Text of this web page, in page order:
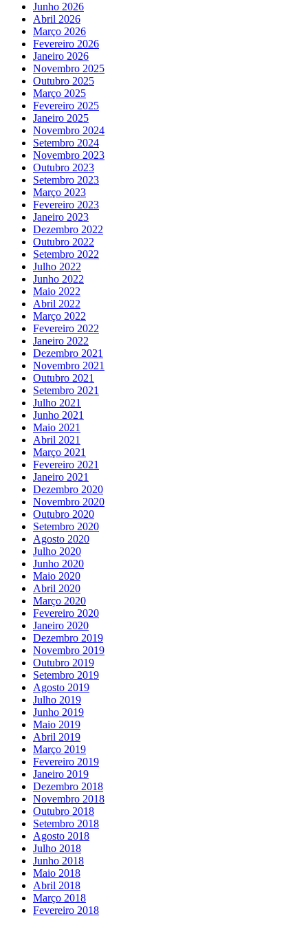
Junho 2026
Abril 2026
Março 2026
Fevereiro 2026
Janeiro 2026
Novembro 2025
Outubro 2025
Março 2025
Fevereiro 2025
Janeiro 2025
Novembro 2024
Setembro 2024
Novembro 2023
Outubro 2023
Setembro 2023
Março 2023
Fevereiro 2023
Janeiro 2023
Dezembro 2022
Outubro 2022
Setembro 2022
Julho 2022
Junho 2022
Maio 2022
Abril 2022
Março 2022
Fevereiro 2022
Janeiro 2022
Dezembro 2021
Novembro 2021
Outubro 2021
Setembro 2021
Julho 2021
Junho 2021
Maio 2021
Abril 2021
Março 2021
Fevereiro 2021
Janeiro 2021
Dezembro 2020
Novembro 2020
Outubro 2020
Setembro 2020
Agosto 2020
Julho 2020
Junho 2020
Maio 2020
Abril 2020
Março 2020
Fevereiro 2020
Janeiro 2020
Dezembro 2019
Novembro 2019
Outubro 2019
Setembro 2019
Agosto 2019
Julho 2019
Junho 2019
Maio 2019
Abril 2019
Março 2019
Fevereiro 2019
Janeiro 2019
Dezembro 2018
Novembro 2018
Outubro 2018
Setembro 2018
Agosto 2018
Julho 2018
Junho 2018
Maio 2018
Abril 2018
Março 2018
Fevereiro 2018